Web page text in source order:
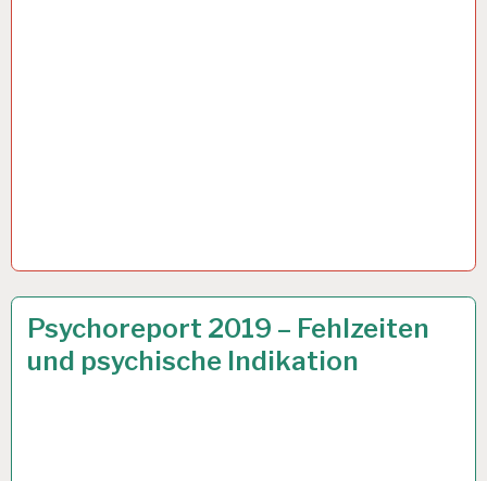
12-
STUNDEN-
ARBEITSTAG…
Psychoreport 2019 – Fehlzeiten
und psychische Indikation
26 JULI 2019